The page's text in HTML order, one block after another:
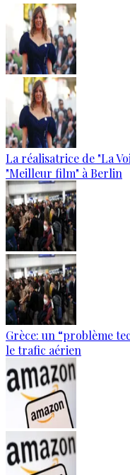
La réalisatrice de "La
"Meilleur film" à Berlin
Grèce: un “problème
le trafic aérien